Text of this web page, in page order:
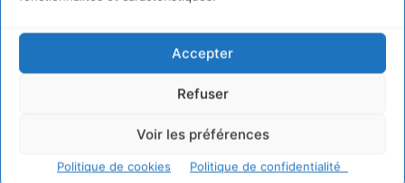
Accepter
Refuser
Voir les préférences
Politique de cookies Politique de confidentialité
l’innovation technologique et de l’innovation sociale, qui
donne un coup de projecteur sur des projets d’innovation
sociale qui utilisent les nouvelles technologies comme
principal levier de développement.